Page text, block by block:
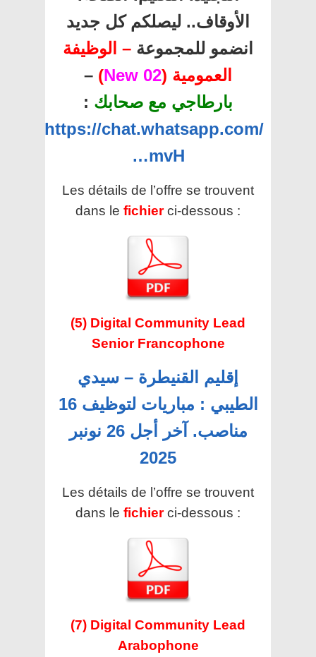
الأوقاف.. ليصلكم كل جديد
انضمو للمجموعة – الوظيفة
العمومية (02 New
)
–
بارطاجي مع صحابك :
https://chat.whatsapp.com/
…mvH
Les détails de l’offre se trouvent
dans le fichier ci-dessous :
(5) Digital Community Lead
Senior Francophone
إقليم القنيطرة – سيدي
الطيبي : مباريات لتوظيف 16
مناصب. آخر أجل 26 نونبر
2025
Les détails de l’offre se trouvent
dans le fichier ci-dessous :
(7) Digital Community Lead
Arabophone